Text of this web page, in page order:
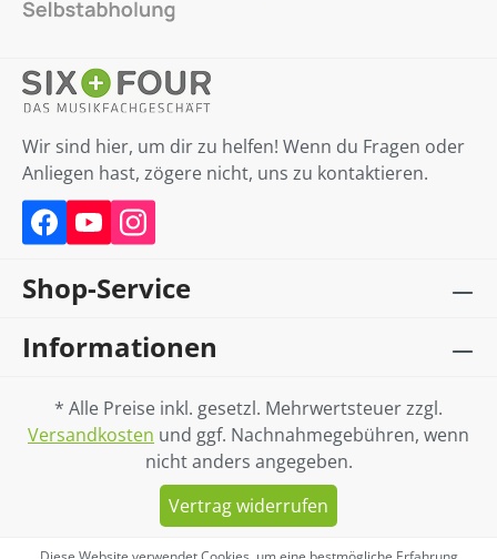
Wir sind hier, um dir zu helfen! Wenn du Fragen oder
Anliegen hast, zögere nicht, uns zu kontaktieren.
Shop-Service
Informationen
* Alle Preise inkl. gesetzl. Mehrwertsteuer zzgl.
Versandkosten und ggf. Nachnahmegebühren, wenn
nicht anders angegeben.
Vertrag widerrufen